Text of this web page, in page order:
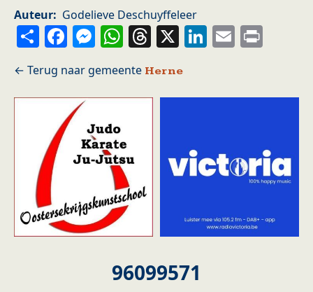
Auteur
Godelieve Deschuyffeleer
ShareFacebook
Messenger
WhatsApp
Threads
X LinkedIn
Email
Herne
96099571